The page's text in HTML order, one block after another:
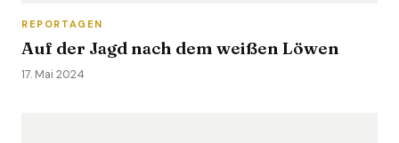
REPORTAGEN
Auf der Jagd nach dem weißen Löwen
17. Mai 2024